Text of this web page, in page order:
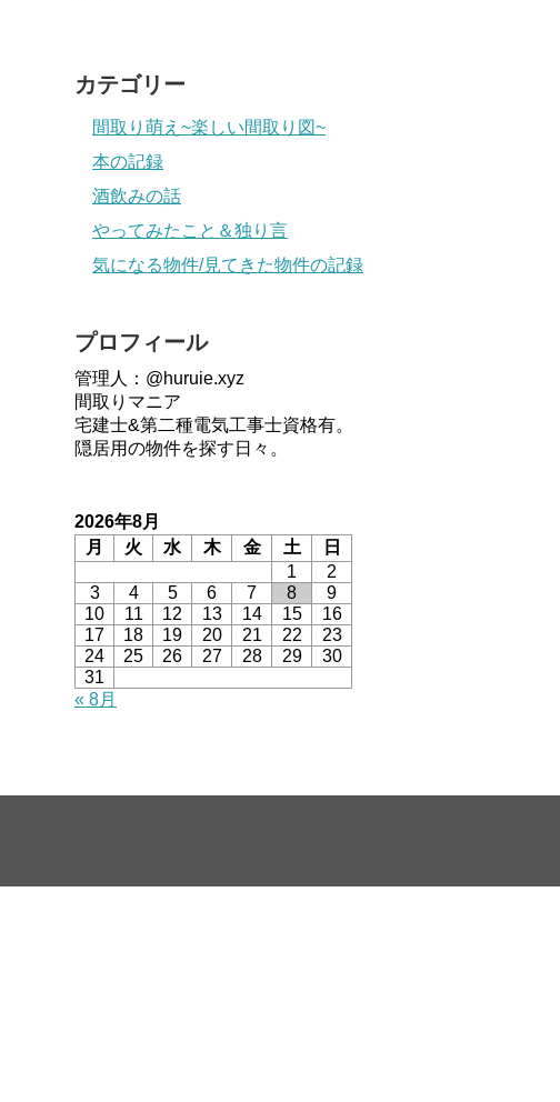
カテゴリー
間取り萌え~楽しい間取り図~
本の記録
酒飲みの話
やってみたこと＆独り言
気になる物件/見てきた物件の記録
プロフィール
管理人：@huruie.xyz
間取りマニア
宅建士&第二種電気工事士資格有。
隠居用の物件を探す日々。
2026年8月
月
火 水 木 金 土
日
1
2
3
4 5 6 7 8
9
10
11 12 13 14 15
16
17
18 19 20 21 22
23
24
25 26 27 28 29
30
31
« 8月